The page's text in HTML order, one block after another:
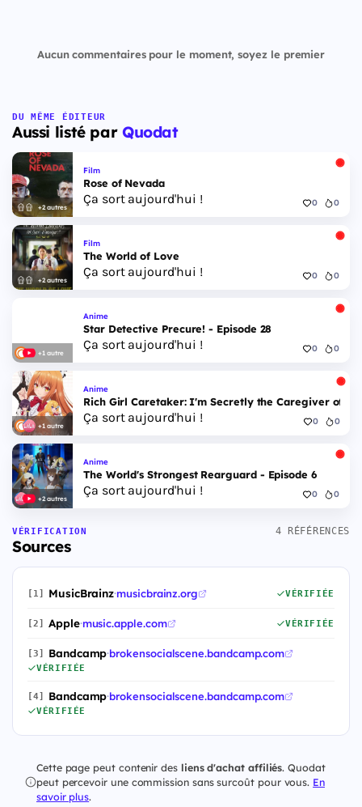
Aucun commentaires pour le moment, soyez le premier
DU MÊME ÉDITEUR
Aussi listé par Quodat
+2 autres
Film
Rose of Nevada
Ça sort aujourd'hui ! 0 0
+2 autres
Film
The World of Love
Ça sort aujourd'hui ! 0 0
+1 autre
Anime
Star Detective Precure! - Episode 28
Ça sort aujourd'hui ! 0 0
+1 autre
Anime
Rich Girl Caretaker: I'm Secretly the Caregiver of
Ça sort aujourd'hui ! 0 0
+2 autres
Anime
The World's Strongest Rearguard - Episode 6
Ça sort aujourd'hui ! 0 0
VÉRIFICATION
Sources
4 RÉFÉRENCES
[1] MusicBrainz·musicbrainz.org VÉRIFIÉE
[2] Apple·music.apple.com VÉRIFIÉE
[3] Bandcamp·brokensocialscene.bandcamp.com
VÉRIFIÉE
[4] Bandcamp·brokensocialscene.bandcamp.com
VÉRIFIÉE
Cette page peut contenir des liens d'achat affiliés. Quodat
peut percevoir une commission sans surcoût pour vous. En
savoir plus.